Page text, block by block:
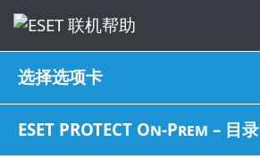
选择选项卡
ESET PROTECT On-Prem – 目录